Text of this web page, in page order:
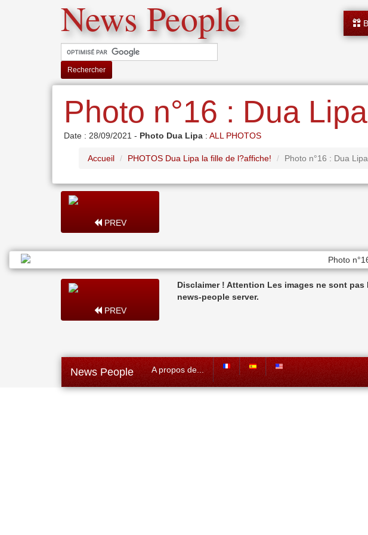
News People
Rechercher
Photo n°16 : Dua
Date : 28/09/2021 - Photo Dua Lipa : ALL PHOTOS
Accueil PHOTOS Dua Lipa la fille de l?affiche! Photo n°16 : Dua
PREV
PREV
Disclaimer ! Attention Les images ne sont
news-people server.
News People A propos de...